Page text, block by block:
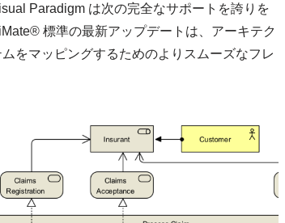
Paradigm は次の完全なサポートを誇りを
標準の最新アップデートは、アーキテク
をマッピングするためのよりスムーズなフレ